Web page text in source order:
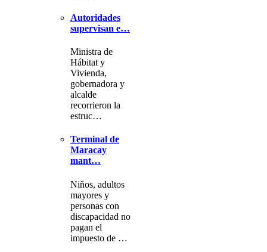
Autoridades
supervisan e…
Ministra de
Hábitat y
Vivienda,
gobernadora y
alcalde
recorrieron la
estruc…
Terminal de
Maracay
mant…
Niños, adultos
mayores y
personas con
discapacidad no
pagan el
impuesto de …